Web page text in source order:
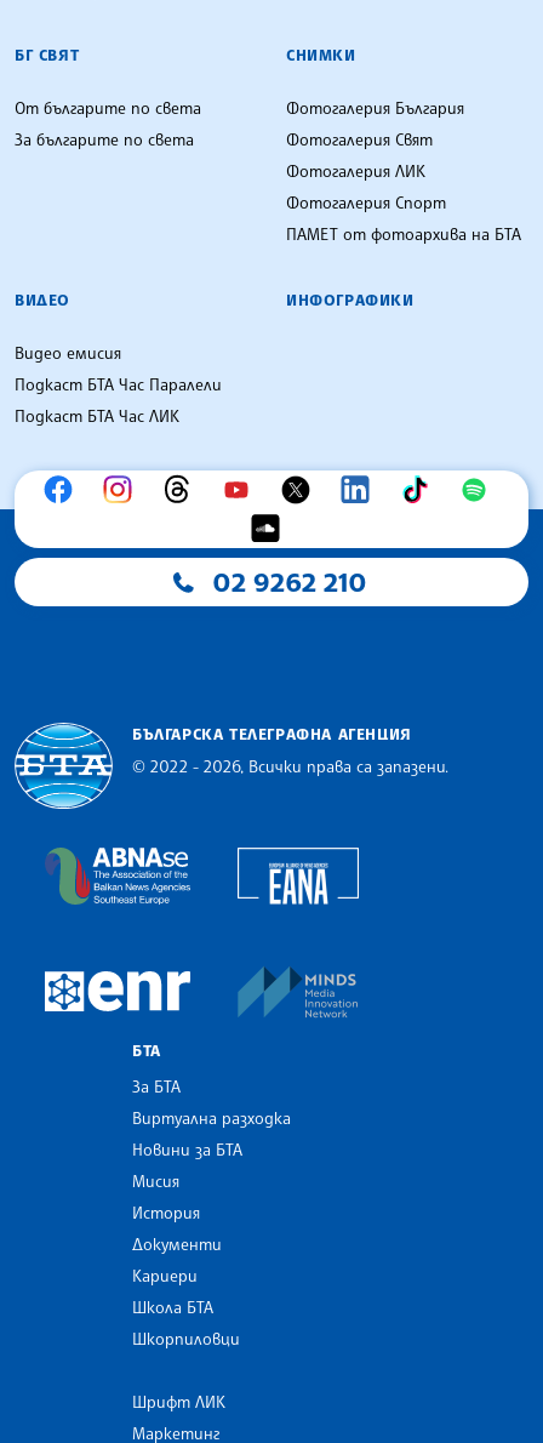
БГ СВЯТ
От българите по света
За българите по света
СНИМКИ
Фотогалерия България
Фотогалерия Свят
Фотогалерия ЛИК
Фотогалерия Спорт
ПАМЕТ от фотоархива на БТА
ВИДЕО
Видео емисия
Подкаст БТА Час Паралели
Подкаст БТА Час ЛИК
ИНФОГРАФИКИ
02 9262 210
БЪЛГАРСКА ТЕЛЕГРАФНА АГЕНЦИЯ
© 2022 - 2026, Всички права са запазени.
The Assocoation of the Balkan News Agencies
European Newsroom
БТА
За БТА
Виртуална разходка
Новини за БТА
Мисия
История
Документи
Кариери
Школа БТА
Шкорпиловци
Шрифт ЛИК
Маркетинг